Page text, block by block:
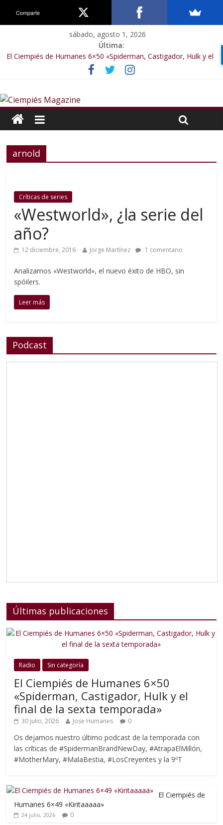
sábado, agosto 1, 2026
Última:
El Ciempiés de Humanes 6×50 «Spiderman, Castigador, Hulk y el
final de la sexta temporada»
El Ciempiés de Humanes 6×49 «Kiritaaaaa»
El Ciempiés de Humanes 6×47 «De nada por nada»
El Ciempiés de Humanes 6×46 «Ciudadano Minion»
arnold
Críticas de series
«Westworld», ¿la serie del
año?
12 diciembre, 2016 Jorge Martínez 1 comentario
Analizamos «Westworld», el nuevo éxito de HBO, sin
spóilers.
Leer más
Podcast
Últimas publicaciones
Radio Sin categoría
El Ciempiés de Humanes 6×50
«Spiderman, Castigador, Hulk y el
final de la sexta temporada»
30 julio, 2026 Jose Humanes 0
Os dejamos nuestro último podcast de la temporada con
las críticas de #SpidermanBrandNewDay, #AtrapaElMillón,
#MotherMary, #MalaBestia, #LosCreyentes y la 9ºT
El Ciempiés de
Humanes 6×49 «Kiritaaaaa»
24 julio, 2026 0
Comparte